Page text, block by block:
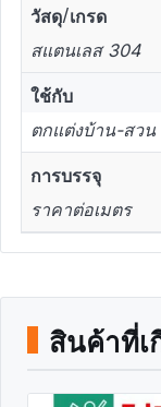
วัสดุ/เกรด
สแตนเลส 304
ใช้กับ
ตกแต่งบ้าน-สวน
การบรรจุ
ราคาต่อเมตร
สินค้าที่เ